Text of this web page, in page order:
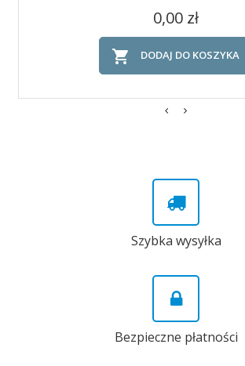
Cena
0,00 zł
 DODAJ DO KOSZYKA
Szybka wysyłka
Bezpieczne płatności